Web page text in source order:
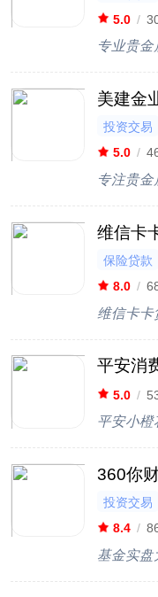
5.0 /
专业贵金
美建金
投资交易
5.0 /
专注贵
维信卡
保险贷款
8.0 /
维信卡卡
平安消
5.0 /
平安小橙
360你
投资交易
8.4 /
基金实盘